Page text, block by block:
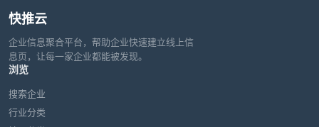
快推云
企业信息聚合平台，帮助企业快速建立线上信
息页，让每一家企业都能被发现。
浏览
搜索企业
行业分类